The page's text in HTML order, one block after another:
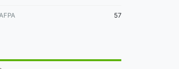
57